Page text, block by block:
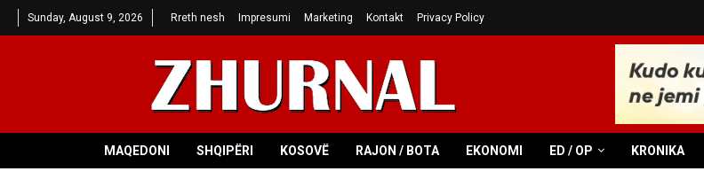
Sunday, August 9, 2026 Rreth nesh Impresumi Marketing Kontakt Privacy Policy
MAQEDONI SHQIPËRI KOSOVË RAJON / BOTA EKONOMI ED / OP KRONIKA